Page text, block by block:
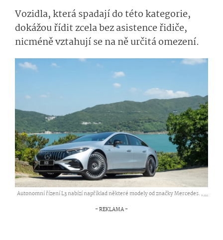
Vozidla, která spadají do této kategorie,
dokážou řídit zcela bez asistence řidiče,
nicméně vztahují se na ně určitá omezení.
Autonomní řízení L3 nabízí například některé modely od značky Mercedes. ,...